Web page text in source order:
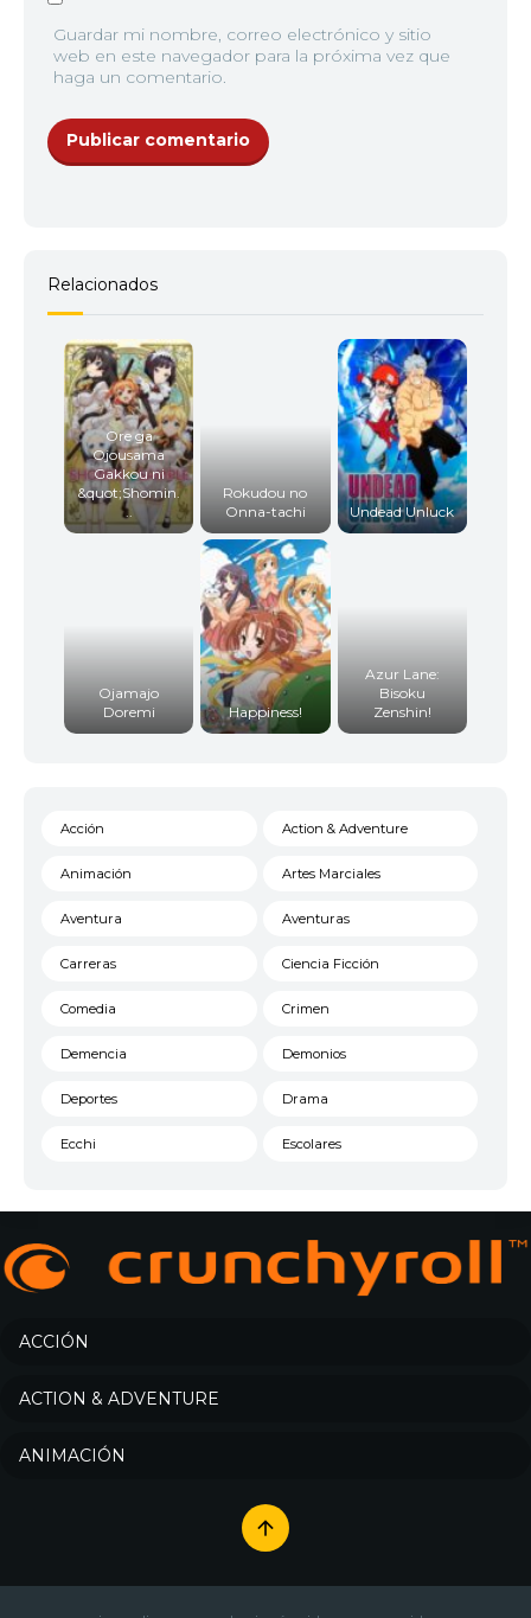
Guardar mi nombre, correo electrónico y sitio
web en este navegador para la próxima vez que
haga un comentario.
Relacionados
Ore ga
Ojousama
Gakkou ni
&quot;Shomin.
..
Rokudou no
Onna-tachi
Undead Unluck
Ojamajo
Doremi
Happiness!
Azur Lane:
Bisoku
Zenshin!
Acción Action & Adventure
Animación Artes Marciales
Aventura Aventuras
Carreras Ciencia Ficción
Comedia Crimen
Demencia Demonios
Deportes Drama
Ecchi Escolares
Historico Infantil
Misterio
Recuentos de la vida
ACCIÓN
ACTION & ADVENTURE
ANIMACIÓN